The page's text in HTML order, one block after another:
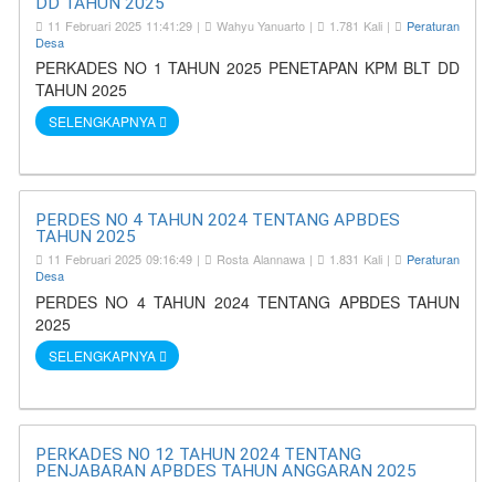
11 Februari 2025 11:41:29 | Wahyu Yanuarto | 1.781 Kali |
Peraturan
Desa
PERKADES NO 1 TAHUN 2025 PENETAPAN KPM BLT DD
TAHUN 2025
SELENGKAPNYA
PERDES NO 4 TAHUN 2024 TENTANG APBDES
TAHUN 2025
11 Februari 2025 09:16:49 | Rosta Alannawa | 1.831 Kali |
Peraturan
Desa
PERDES NO 4 TAHUN 2024 TENTANG APBDES TAHUN
2025
SELENGKAPNYA
PERKADES NO 12 TAHUN 2024 TENTANG
PENJABARAN APBDES TAHUN ANGGARAN 2025